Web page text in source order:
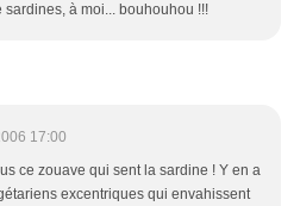
à moi... bouhouhou !!!
17:00
ce zouave qui sent la sardine ! Y en a
excentriques qui envahissent